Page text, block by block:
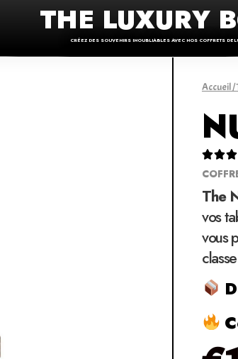
THE LUXURY
CRÉEZ DES SOUVENIRS INOUBLIABLES AVEC NOS COFFRETS
Accueil/

The
vos
vous
classe